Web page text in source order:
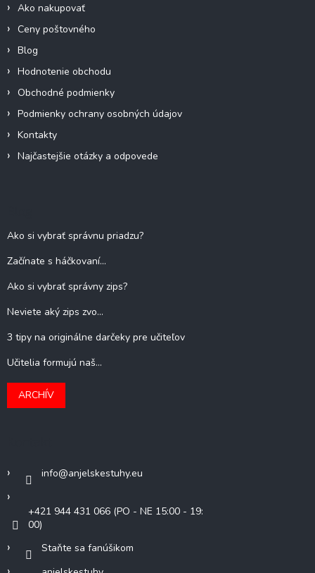
Ako nakupovať
Ceny poštovného
Blog
Hodnotenie obchodu
Obchodné podmienky
Podmienky ochrany osobných údajov
Kontakty
Najčastejšie otázky a odpovede
Ako si vybrať správnu priadzu?
Začínate s háčkovaní...
Ako si vybrať správny zips?
Neviete aký zips zvo...
3 tipy na originálne darčeky pre učiteľov
Učitelia formujú naš...
ARCHÍV
info@anjelskestuhy.eu
+421 944 431 066 (PO - NE 15:00 - 19:
00)
Staňte sa fanúšikom